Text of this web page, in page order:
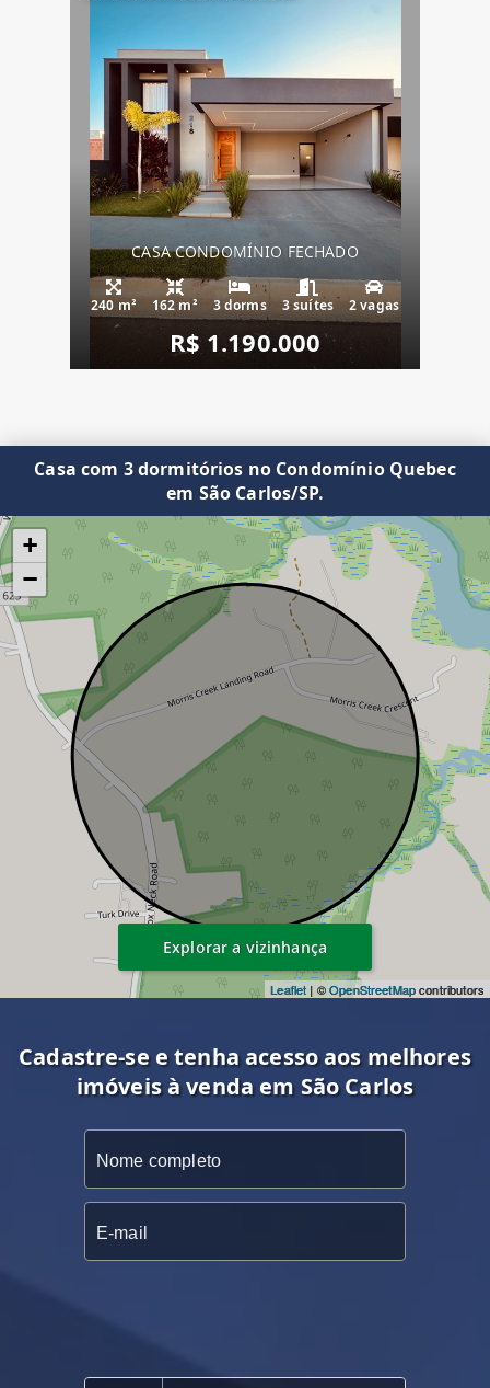
CASA CONDOMÍNIO FECHADO
240 m² 162 m² 3 dorms 3 suítes 2 vagas
R$ 1.190.000
Casa com 3 dormitórios no Condomínio Quebec
em São Carlos/SP.
+
−
Leaflet | ©OpenStreetMapcontributors
Explorar a vizinhança
Cadastre-se e tenha acesso aos melhores
imóveis à venda em São Carlos